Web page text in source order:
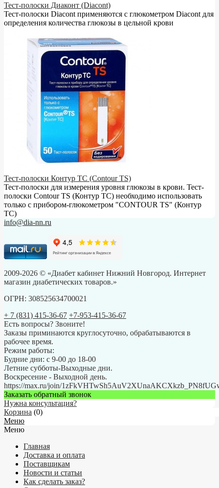
Тест-полоски Диаконт (Diacont)
Тест-полоски Diacont применяются с глюкометром Diacont для
определения количества глюкозы в цельной крови
Тест-полоски Контур ТС (Contour TS)
Тест-полоски для измерения уровня глюкозы в крови. Тест-
полоски Contour TS (Контур ТС) необходимо использовать
только с прибором-глюкометром "CONTOUR TS" (Контур
ТС)
info@dia-nn.ru
2009-2026 © «Диабет кабинет Нижний Новгород. Интернет
магазин диабетических товаров.»
ОГРН: 308525634700021
+ 7 (831) 415-36-67 +7-953-415-36-67
Есть вопросы? Звоните!
Заказы приминаются круглосуточно, обрабатываются в
рабочее время.
Режим работы:
Будние дни: с 9-00 до 18-00
Летние субботы-Выходные дни.
Воскресение - Выходной день.
https://max.ru/join/
Заказать обратный звонок
Нужна консультация?
Корзина (0)
Меню
Меню
Главная
Доставка и оплата
Поставщикам
Новости и статьи
Как сделать заказ?